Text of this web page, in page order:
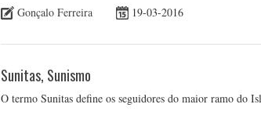
Gonçalo Ferreira
19-03-2016
Sunitas, Sunismo
O termo Sunitas define os seguidores do maior ramo do